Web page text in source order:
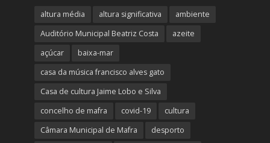
altura média altura significativa
ambiente
Auditório Municipal Beatriz Costa
azeite
açúcar
baixa-mar
casa da música francisco alves gato
Casa de cultura Jaime Lobo e Silva
concelho de mafra
covid-19
cultura
Câmara Municipal de Mafra
desporto